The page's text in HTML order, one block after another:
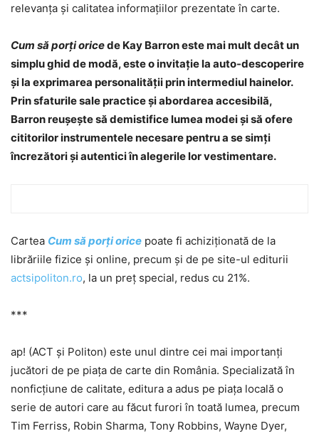
relevanța și calitatea informațiilor prezentate în carte.
Cum să porți oricede Kay Barron este mai mult decât un
simplu ghid de modă, este o invitație la auto-descoperire
și la exprimarea personalității prin intermediul hainelor.
Prin sfaturile sale practice și abordarea accesibilă,
Barron reușește să demistifice lumea modei și să ofere
cititorilor instrumentele necesare pentru a se simți
încrezători și autentici în alegerile lor vestimentare.
Cartea Cum să porți orice poate fi achiziționată de la
librăriile fizice și online, precum și de pe site-ul editurii
actsipoliton.ro, la un preț special, redus cu 21%.
***
ap! (ACT și Politon) este unul dintre cei mai importanți
jucători de pe piața de carte din România. Specializată în
nonficțiune de calitate, editura a adus pe piața locală o
serie de autori care au făcut furori în toată lumea, precum
Tim Ferriss, Robin Sharma, Tony Robbins, Wayne Dyer,